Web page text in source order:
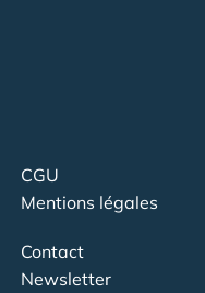
CGU
Mentions légales
Contact
Newsletter